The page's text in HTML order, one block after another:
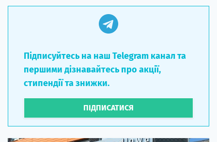
Підписуйтесь на наш Telegram канал та
першими дізнавайтесь про акції,
стипендії та знижки.
ПІДПИСАТИСЯ